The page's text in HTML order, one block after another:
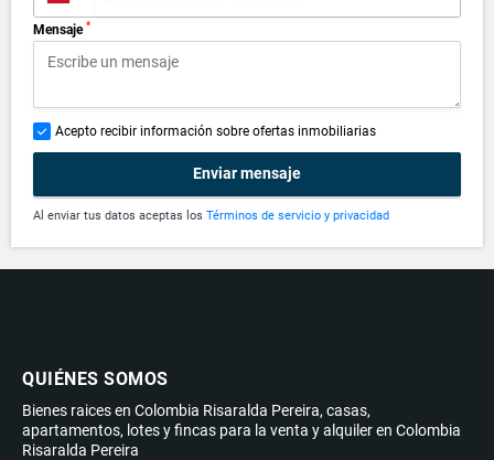
Mensaje *
Acepto recibir información sobre ofertas inmobiliarias
Enviar mensaje
Al enviar tus datos aceptas los Términos de servicio y privacidad
QUIÉNES SOMOS
Bienes raices en Colombia Risaralda Pereira, casas,
apartamentos, lotes y fincas para la venta y alquiler en Colombia
Risaralda Pereira